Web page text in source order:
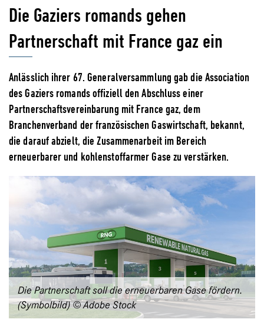
Die Gaziers romands gehen
Partnerschaft mit France gaz ein
Anlässlich ihrer 67. Generalversammlung gab die Association
des Gaziers romands offiziell den Abschluss einer
Partnerschaftsvereinbarung mit France gaz, dem
Branchenverband der französischen Gaswirtschaft, bekannt,
die darauf abzielt, die Zusammenarbeit im Bereich
erneuerbarer und kohlenstoffarmer Gase zu verstärken.
Die Partnerschaft soll die erneuerbaren Gase fördern.
(Symbolbild) © Adobe Stock